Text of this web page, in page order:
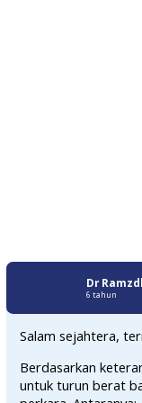
Dr
6 tahun
Salam sejahtera,
Berdasarkan
untuk turun berat